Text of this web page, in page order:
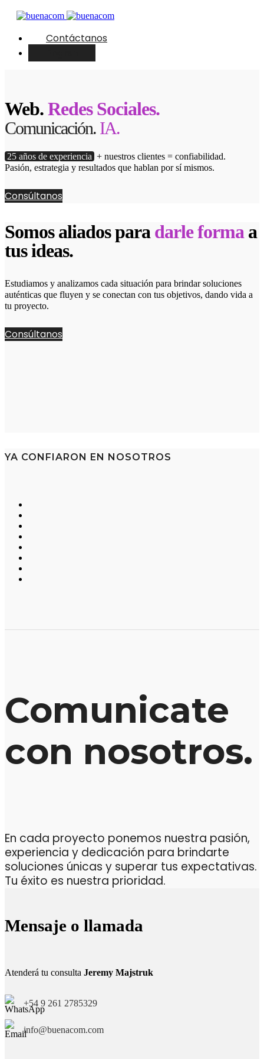
Contáctanos
Web.Redes Sociales.
Comunicación. IA.
25 años de experiencia + nuestros clientes = confiabilidad.
Pasión, estrategia y resultados que hablan por sí mismos.
Consúltanos
Somos aliados para darle forma a
tus ideas.
Estudiamos y analizamos cada situación para brindar soluciones
auténticas que fluyen y se conectan con tus objetivos, dando vida a
tu proyecto.
Consúltanos
YA CONFIARON EN NOSOTROS
Comunicate
con nosotros.
En cada proyecto ponemos nuestra pasión,
experiencia y dedicación para brindarte
soluciones únicas y superar tus expectativas.
Tu éxito es nuestra prioridad.
Mensaje o llamada
Atenderá tu consulta Jeremy Majstruk
+54 9 261 2785329
info@buenacom.com